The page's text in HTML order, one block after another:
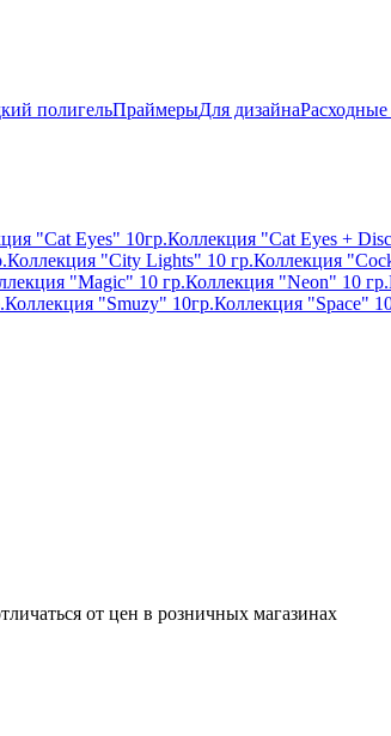
полигельПраймерыДля дизайна
"Cat Eyes" 10гр.Коллекция "Cat Eyes +
Коллекция "City Lights" 10 гр.Коллекция
"Magic" 10 гр.Коллекция "Neon" 10 гр.
Коллекция "Smuzy" 10гр.Коллекция "Space"
от цен в розничных магазинах